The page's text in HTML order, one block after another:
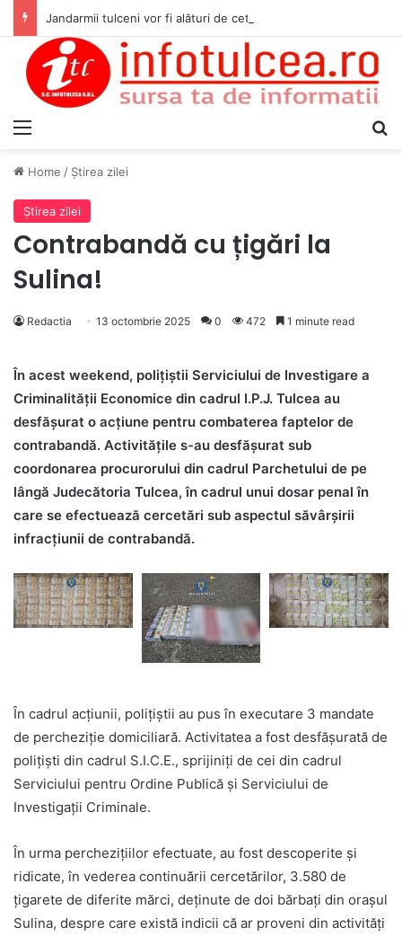
Home / Ştirea zilei
Ştirea zilei
Contrabandă cu țigări la
Sulina!
Redactia 13 octombrie 2025 0 472 1 minute read
În acest weekend, polițiștii Serviciului de Investigare a
Criminalității Economice din cadrul I.P.J. Tulcea au
desfășurat o acțiune pentru combaterea faptelor de
contrabandă. Activitățile s-au desfășurat sub
coordonarea procurorului din cadrul Parchetului de pe
lângă Judecătoria Tulcea, în cadrul unui dosar penal în
care se efectuează cercetări sub aspectul săvârșirii
infracțiunii de contrabandă.
În cadrul acțiunii, polițiștii au pus în executare 3 mandate
de percheziție domiciliară. Activitatea a fost desfășurată de
polițiști din cadrul S.I.C.E., sprijiniți de cei din cadrul
Serviciului pentru Ordine Publică și Serviciului de
Investigații Criminale.
În urma perchezițiilor efectuate, au fost descoperite și
ridicate, în vederea continuării cercetărilor, 3.580 de
țigarete de diferite mărci, deținute de doi bărbați din orașul
Sulina, despre care există indicii că ar proveni din activități